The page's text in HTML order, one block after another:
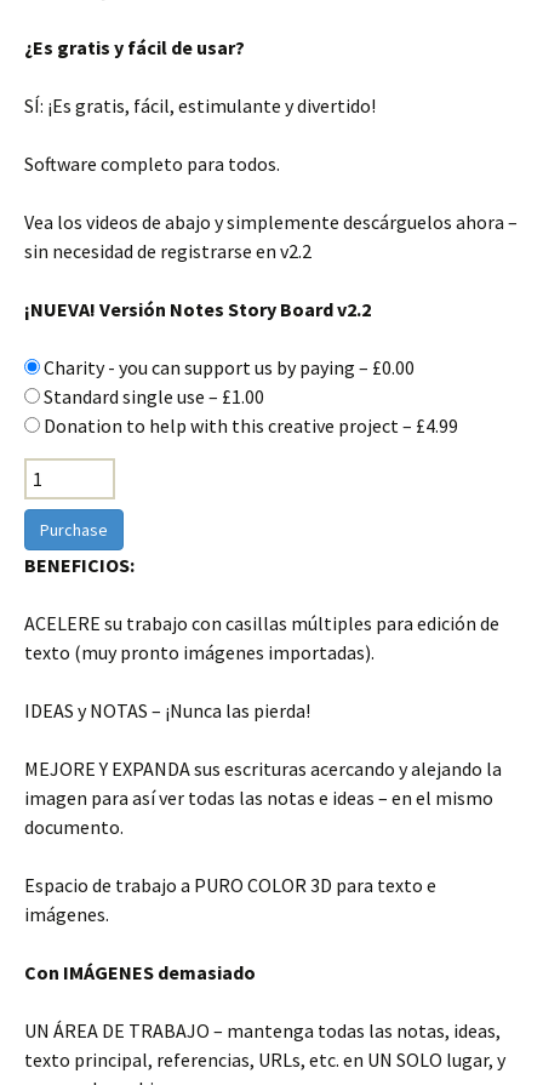
¿Es gratis y fácil de usar?
SÍ: ¡Es gratis, fácil, estimulante y divertido!
Software completo para todos.
Vea los videos de abajo y simplemente descárguelos ahora –
sin necesidad de registrarse en v2.2
¡NUEVA! Versión Notes Story Board v2.2
Charity - you can support us by paying – £0.00
Standard single use – £1.00
Donation to help with this creative project– £4.99
Purchase
BENEFICIOS:
ACELERE su trabajo con casillas múltiples para edición de
texto (muy pronto imágenes importadas).
IDEAS y NOTAS – ¡Nunca las pierda!
MEJORE Y EXPANDA sus escrituras acercando y alejando la
imagen para así ver todas las notas e ideas – en el mismo
documento.
Espacio de trabajo a PURO COLOR 3D para texto e
imágenes.
Con IMÁGENES demasiado
UN ÁREA DE TRABAJO – mantenga todas las notas, ideas,
texto principal, referencias, URLs, etc. en UN SOLO lugar, y